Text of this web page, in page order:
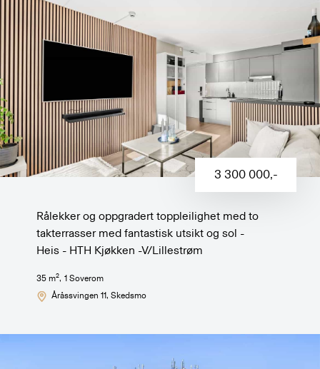
3 300 000,-
Rålekker og oppgradert toppleilighet med to
takterrasser med fantastisk utsikt og sol -
Heis - HTH Kjøkken -V/Lillestrøm
35 m2, 1 Soverom
Åråssvingen 11, Skedsmo